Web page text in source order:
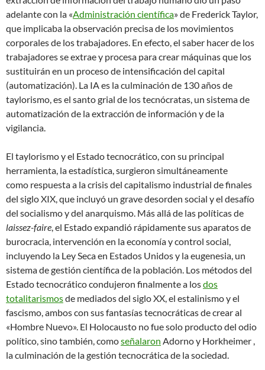
adelante con la «Administración científica» de Frederick Taylor,
que implicaba la observación precisa de los movimientos
corporales de los trabajadores. En efecto, el saber hacer de los
trabajadores se extrae y procesa para crear máquinas que los
sustituirán en un proceso de intensificación del capital
(automatización). La IA es la culminación de 130 años de
taylorismo, es el santo grial de los tecnócratas, un sistema de
automatización de la extracción de información y de la
vigilancia.
El taylorismo y el Estado tecnocrático, con su principal
herramienta, la estadística, surgieron simultáneamente
como respuesta a la crisis del capitalismo industrial de finales
del siglo XIX, que incluyó un grave desorden social y el desafío
del socialismo y del anarquismo. Más allá de las políticas de
laissez-faire, el Estado expandió rápidamente sus aparatos de
burocracia, intervención en la economía y control social,
incluyendo la Ley Seca en Estados Unidos y la eugenesia, un
sistema de gestión científica de la población. Los métodos del
Estado tecnocrático condujeron finalmente a losdos
totalitarismosde mediados del siglo XX, el estalinismo y el
fascismo, ambos con sus fantasías tecnocráticas de crear al
«Hombre Nuevo». El Holocausto no fue solo producto del odio
político, sino también, comoseñalaron Adorno y Horkheimer ,
la culminación de la gestión tecnocrática de la sociedad.